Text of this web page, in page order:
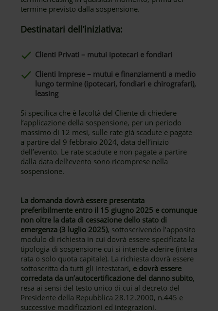
termine previsto dalla sospensione.
Destinatari dell’iniziativa:
Clienti Privati – mutui ipotecari e fondiari
Clienti Imprese – mutui e finanziamenti a medio
lungo termine (ipotecari, fondiari e chirografari),
leasing
Si specifica che è facoltà del Cliente di chiedere
l’applicazione della sospensione, per un periodo
massimo di 12 mesi, sulle rate già scadute e pagate
a partire dal 9 febbraio 2024, data dell’inizio
dell’evento. Le rate scadute e non pagate a partire
dalla data dell’evento sono ricomprese nella
sospensione.
La domanda dovrà essere presentata
preferibilmente entro il 15 giugno 2025 e comunque
non oltre la data di cessazione dello stato di
emergenza (3 luglio 2025), sottoscrivendo l’apposito
modulo di richiesta in cui dovrà essere specificata la
tipologia di sospensione cui si intende aderire (intera
rata o solo quota capitale). La richiesta dovrà essere
sottoscritta da tutti gli intestatari, e dovrà essere
corredata da un’autocertificazione del danno subito,
resa ai sensi del testo unico di cui al decreto del
Presidente della Repubblica 28.12.2000, n.445 e
successive modificazioni ed integrazioni.